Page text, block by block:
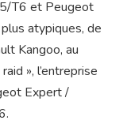
T6 et Peugeot
atypiques, de
Kangoo, au
», l’entreprise
Expert /